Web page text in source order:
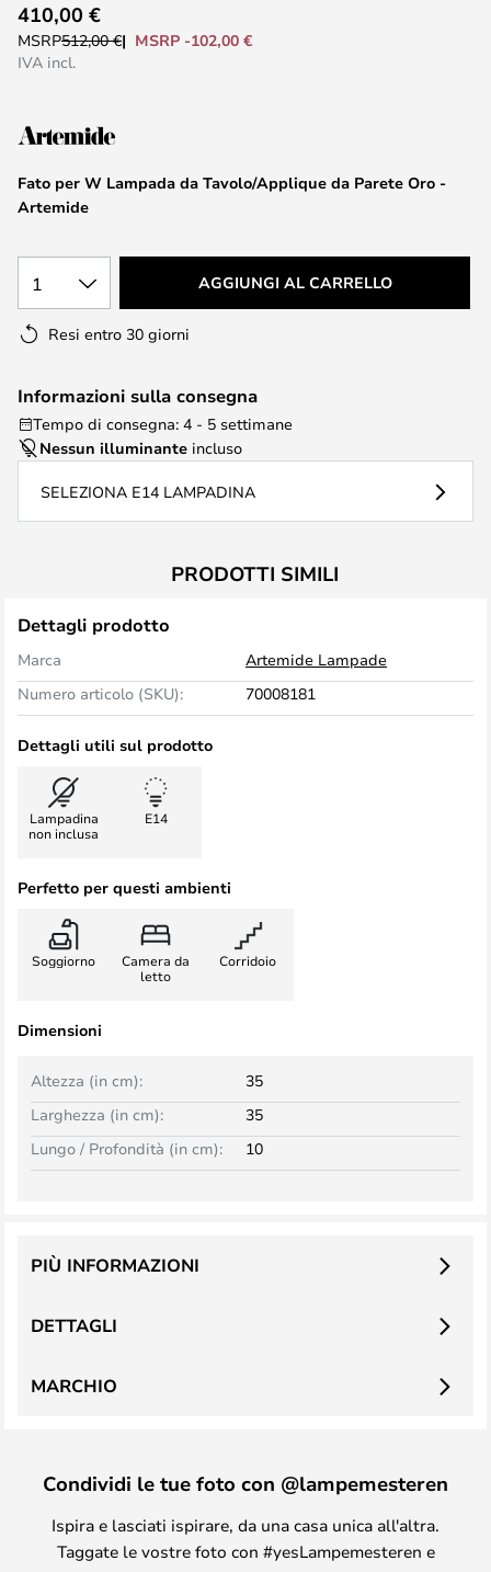
all'inizio
della
immagini
Fato per W Lampada da Tavolo/Applique da Parete Oro -
Artemide
410,00 €
MSRP512,00 €
MSRP -102,00 €
IVA incl.
1 AGGIUNGI AL CARRELLO
Resi entro 30 giorni
Informazioni sulla consegna
Tempo di consegna: 4 - 5 settimane
Nessun illuminante incluso
SELEZIONA E14 LAMPADINA
PRODOTTI SIMILI
Dettagli prodotto
Marca
Artemide Lampade
Numero articolo (SKU):
70008181
Dettagli utili sul prodotto
Lampadina
non inclusa
E14
Perfetto per questi ambienti
Soggiorno
Camera da
letto
Corridoio
Dimensioni
Larghezza (in cm): 35
Altezza (in cm): 35
Lungo / Profondità (in cm): 10
DETTAGLI
PIÙ INFORMAZIONI
MARCHIO
Condividi le tue foto con @lampemesteren
Ispira e lasciati ispirare, da una casa unica all'altra.
Taggate le vostre foto con #yesLampemesteren e